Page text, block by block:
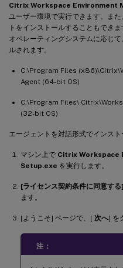
Citrix Workspace Environment
ユーザー環境で実行できます。ま
トをインストールすることもでき
オペレーティングシステムに応じ
ルされます。
C:\Program Files
Agent (64-bit OS)
C:\Program Files\
(32-bit OS)
エージェントを対話形式でインス
マシン上で Citrix Workspace
Setup.exe を実行します。
[ライセンス契約条件に同意する]
ます。
[ようこそ] ページで、[ 次へ] を
注：